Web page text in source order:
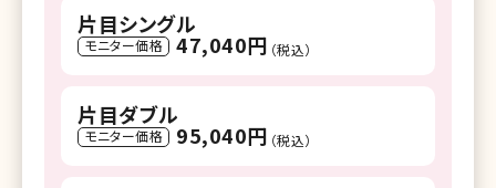
片目シングル
モニター価格 47,040円 （税込）
片目ダブル
モニター価格 95,040円 （税込）